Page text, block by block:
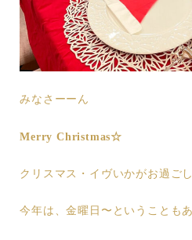
みなさーーん
Merry Christmas☆
クリスマス・イヴいかがお過ご
今年は、金曜日〜ということもあ